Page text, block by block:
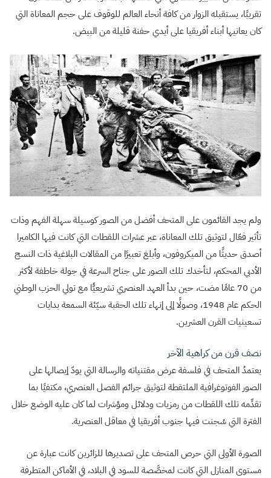
تقريبًا، يستقبله الزوار من كافة أنحاء العالم للوقوف على حجم المعاناة التي
كان يعانيها أبناء أفريقيا على أيدي حفنة قليلة من البيض.
ولم يجد القائمون على المتحف أفضل من الصور كوسيلة سهلة الفهم وذات
تأثير فعّال لتوثيق تلك المعاناة، عبر عشرات اللقطات التي كانت فيها الكاميرا
أصدق حديثًا من الميكروفون، وأبلغ تعبيرًا من المقالات البلاغية ذات النسج
الأدبي المحكم، لتأخدك تلك الصور على جناح السرعة في جولة خاطفة لأكثر
من 70 عامًا مضت، حين بدأ العهد العنصري تشريعيًّا مع تولي الحزب الوطني
الحكم عام 1948، وصولًا إلى إنهاء تلك الحقبة سيّئة السمعة بدايات
تسعينيات القرن العشرين.
نصف قرن من كراهية الآخر
يعتمدُ المتحف في فلسفة عرض مقتنياته والرسالة التي يودّ إيصالها على
الصور الفوتوغرافية الملتقطة لتوثيق جرائم الفصل العنصري، مكتفيًا بما
تقدِّمه تلك اللقطات من رمزيات ودلائل ومؤشرات لما كان عليه الوضع خلال
الفترة التي سُجنت فيها جنوب أفريقيا في معاقل العنصرية.
الصورة الأولى التي حرص المتحف على تصديرها للزائرين كانت عبارة عن
مستوى المنازل التي كانت لمخصَّصة للسود في البلاد، في الأماكن المتطرفة